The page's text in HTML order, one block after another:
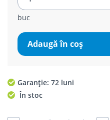
buc
Adaugă în coş
Garanție: 72 luni
În stoc